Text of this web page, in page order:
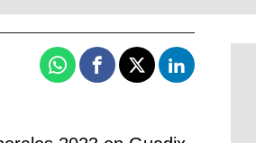
WhatsappFacebook
X Linkedin